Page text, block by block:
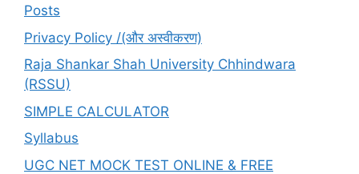
Posts
Privacy Policy /(और अस्वीकरण)
Raja Shankar Shah University Chhindwara
(RSSU)
SIMPLE CALCULATOR
Syllabus
UGC NET MOCK TEST ONLINE & FREE